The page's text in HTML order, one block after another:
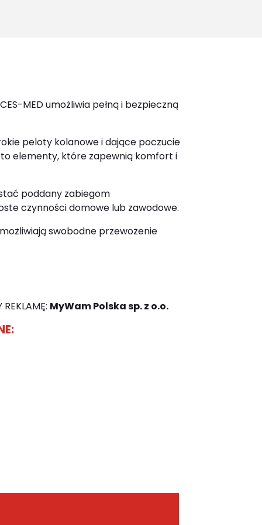
MED umożliwia pełną i bezpieczną
peloty kolanowe i dające poczucie
elementy, które zapewnią komfort i
poddany zabiegom
czynności domowe lub zawodowe.
swobodne przewożenie
MyWam Polska sp. z o.o.